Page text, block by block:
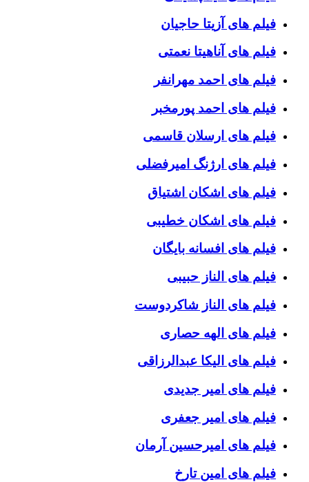
فیلم های آزیتا حاجیان
فیلم های آناهیتا نعمتی
فیلم های احمد مهرانفر
فیلم های احمد پورمخبر
فیلم های ارسلان قاسمی
فیلم های ارژنگ امیرفضلی
فیلم های اشکان اشتیاق
فیلم های اشکان خطیبی
فیلم های افسانه بایگان
فیلم های الناز حبیبی
فیلم های الناز شاکردوست
فیلم های الهه حصاری
فیلم های الیکا عبدالرزاقی
فیلم های امیر جدیدی
فیلم های امیر جعفری
فیلم های امیرحسین آرمان
فیلم های امین تارخ